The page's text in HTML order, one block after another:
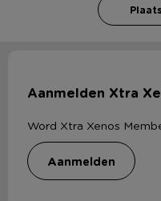
Aanmelden Xtra
Word Xtra Xenos
aanmelden